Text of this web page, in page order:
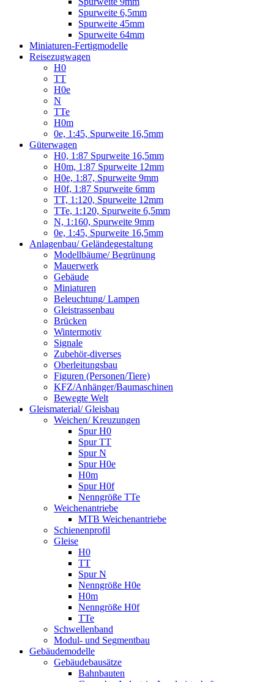
Spurweite 6,5mm
Spurweite 45mm
Spurweite 64mm
Miniaturen-Fertigmodelle
Reisezugwagen
H0
TT
H0e
N
TTe
H0m
0e, 1:45, Spurweite 16,5mm
Güterwagen
H0, 1:87 Spurweite 16,5mm
H0m, 1:87 Spurweite 12mm
H0e, 1:87, Spurweite 9mm
H0f, 1:87 Spurweite 6mm
TT, 1:120, Spurweite 12mm
TTe, 1:120, Spurweite 6,5mm
N, 1:160, Spurweite 9mm
0e, 1:45, Spurweite 16,5mm
Anlagenbau/ Geländegestaltung
Modellbäume/ Begrünung
Mauerwerk
Gebäude
Miniaturen
Beleuchtung/ Lampen
Gleistrassenbau
Brücken
Wintermotiv
Signale
Zubehör-diverses
Oberleitungsbau
Figuren (Personen/Tiere)
KFZ/Anhänger/Baumaschinen
Bewegte Welt
Gleismaterial/ Gleisbau
Weichen/ Kreuzungen
Spur H0
Spur TT
Spur N
Spur H0e
H0m
Spur H0f
Nenngröße TTe
Weichenantriebe
MTB Weichenantriebe
Schienenprofil
Gleise
H0
TT
Spur N
Nenngröße H0e
H0m
Nenngröße H0f
TTe
Schwellenband
Modul- und Segmentbau
Gebäudemodelle
Gebäudebausätze
Bahnbauten